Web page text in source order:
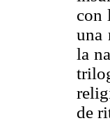
con
una
la
de